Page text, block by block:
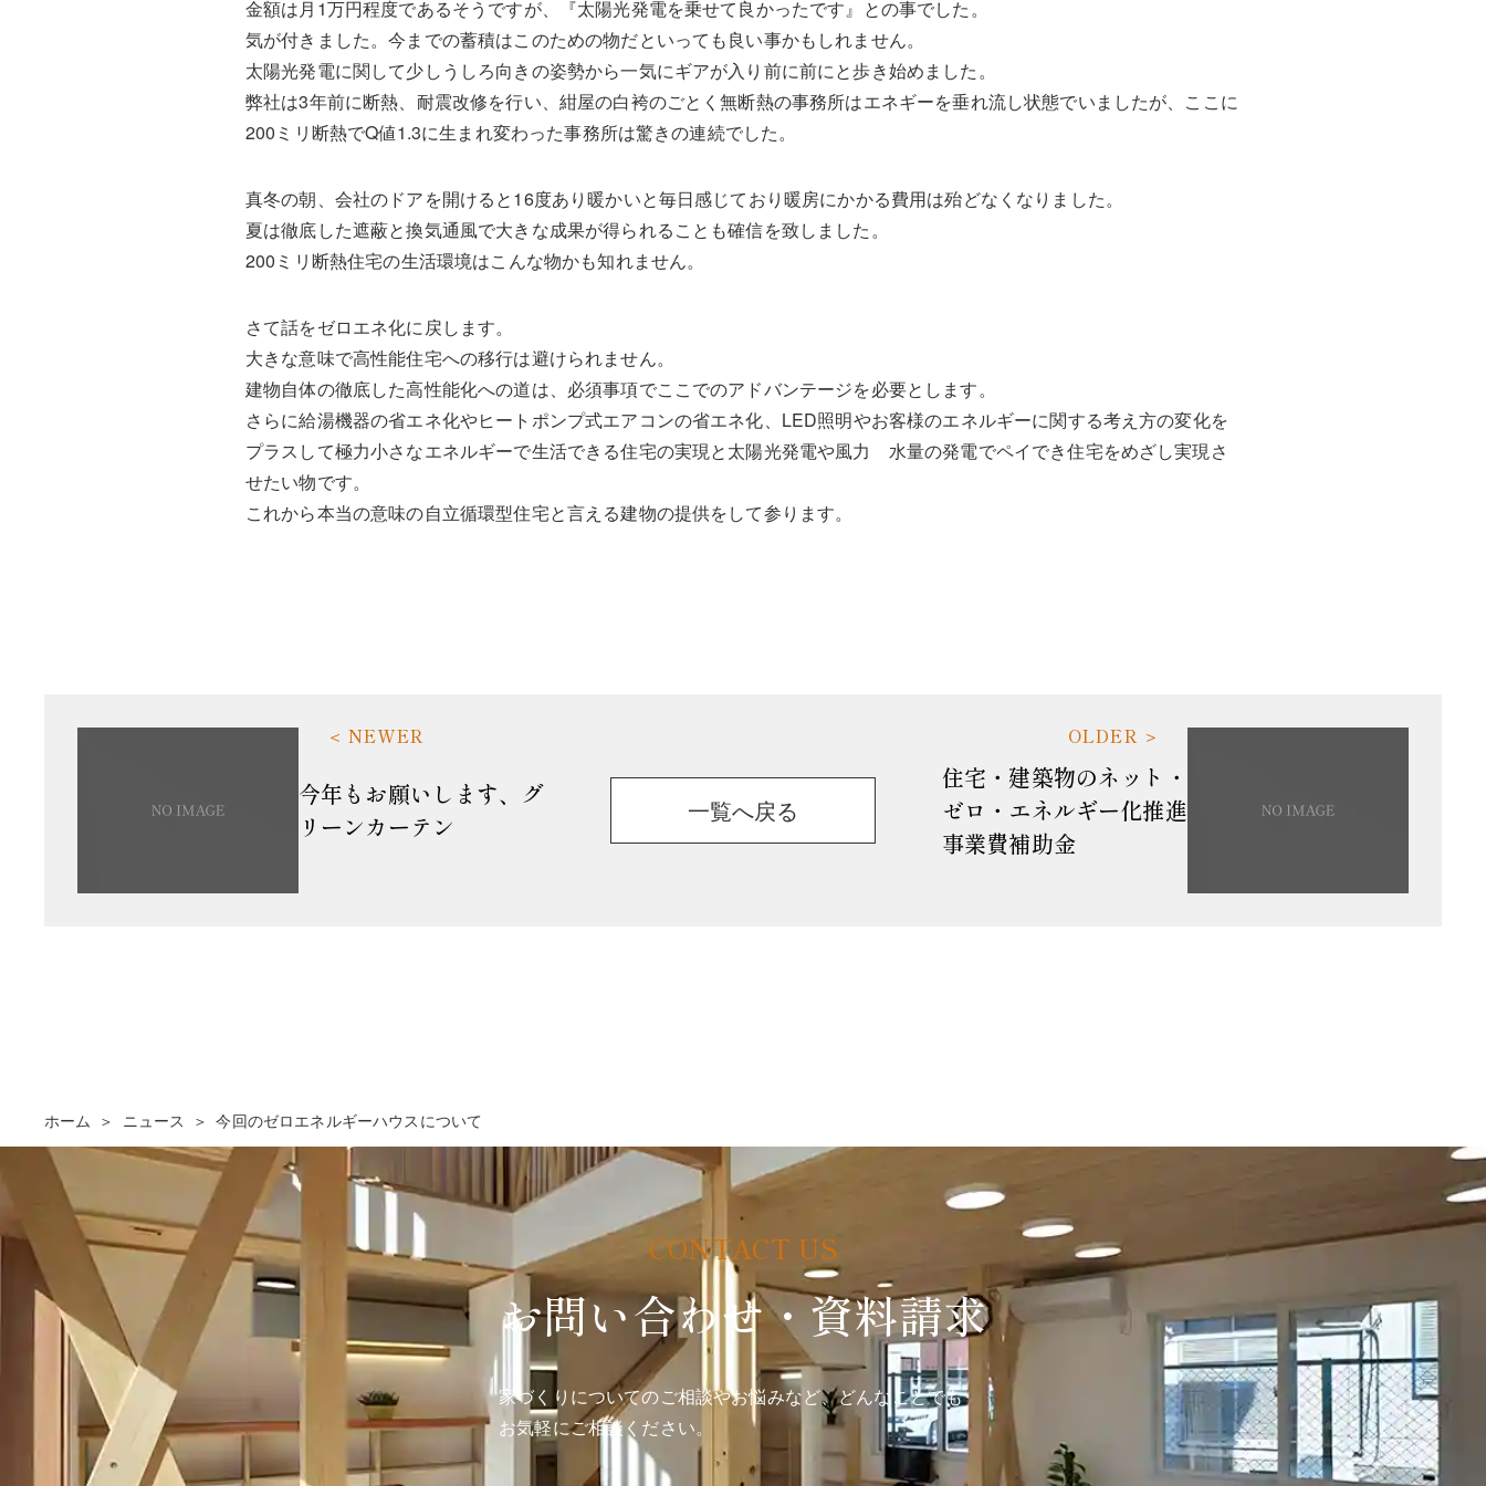
金額は月1万円程度であるそうですが、『太陽光発電を乗せて良かったです』との事でした。
気が付きました。今までの蓄積はこのための物だといっても良い事かもしれません。
太陽光発電に関して少しうしろ向きの姿勢から一気にギアが入り前に前にと歩き始めました。
弊社は3年前に断熱、耐震改修を行い、紺屋の白袴のごとく無断熱の事務所はエネギーを垂れ流し状態でいましたが、ここに
200ミリ断熱でQ値1.3に生まれ変わった事務所は驚きの連続でした。
真冬の朝、会社のドアを開けると16度あり暖かいと毎日感じており暖房にかかる費用は殆どなくなりました。
夏は徹底した遮蔽と換気通風で大きな成果が得られることも確信を致しました。
200ミリ断熱住宅の生活環境はこんな物かも知れません。
さて話をゼロエネ化に戻します。
大きな意味で高性能住宅への移行は避けられません。
建物自体の徹底した高性能化への道は、必須事項でここでのアドバンテージを必要とします。
さらに給湯機器の省エネ化やヒートポンプ式エアコンの省エネ化、LED照明やお客様のエネルギーに関する考え方の変化を
プラスして極力小さなエネルギーで生活できる住宅の実現と太陽光発電や風力 水量の発電でペイでき住宅をめざし実現さ
せたい物です。
これから本当の意味の自立循環型住宅と言える建物の提供をして参ります。
今年もお願いします、グ
リーンカーテン
住宅・建築物のネット・
ゼロ・エネルギー化推進
事業費補助金
一覧へ戻る
ホーム ニュース 今回のゼロエネルギーハウスについて
お問い合わせ・資料請求
家づくりについてのご相談やお悩みなど、どんなことでも
お気軽にご相談ください。